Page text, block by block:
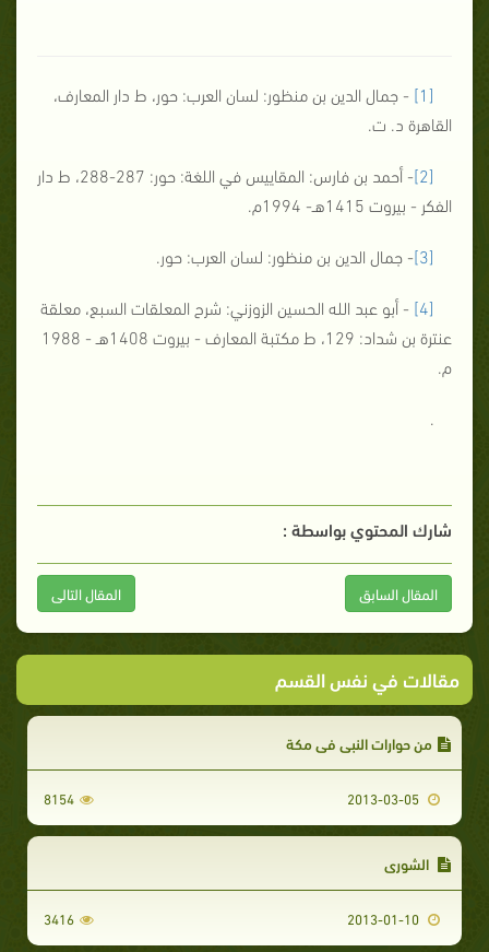
[1]
- جمال الدين بن منظور: لسان العرب: حور، ط دار المعارف،
القاهرة د. ت.
[2]
- أحمد بن فارس: المقاييس في اللغة: حور: 287-288، ط دار
الفكر - بيروت 1415هـ- 1994م.
[3] - جمال الدين بن منظور: لسان العرب: حور.
[4]
- أبو عبد الله الحسين الزوزني: شرح المعلقات السبع، معلقة
عنترة بن شداد: 129، ط مكتبة المعارف - بيروت 1408هـ - 1988
م.
.
شارك المحتوي بواسطة :
المقال السابق المقال التالى
مقالات في نفس القسم
من حوارات النبي في مكة
8154
الشورى
3416